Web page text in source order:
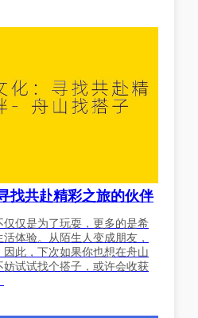
找共赴精彩之旅的伙伴
仅是为了玩耍，更多的是希
体验。从陌生人变成朋友，
此，下次如果你也想在舟山
妨试试找个搭子，或许会收获